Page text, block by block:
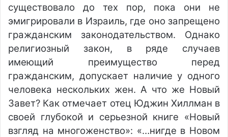
существовало до тех пор, пока они не
эмигрировали в Израиль, где оно запрещено
гражданским законодательством. Однако
религиозный закон, в ряде случаев
имеющий преимущество перед
гражданским, допускает наличие у одного
человека нескольких жен. А что же Новый
Завет? Как отмечает отец Юджин Хиллман в
своей глубокой и серьезной книге «Новый
взгляд на многоженство»: «…нигде в Новом